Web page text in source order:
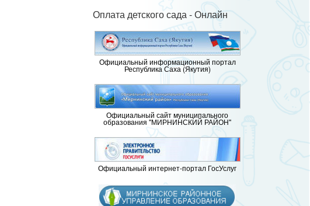
Оплата детского сада - Онлайн
Официальный информационный портал
Республика Саха (Якутия)
Официальный сайт муниципального
образования "МИРНИНСКИЙ РАЙОН"
Официальный интернет-портал ГосУслуг